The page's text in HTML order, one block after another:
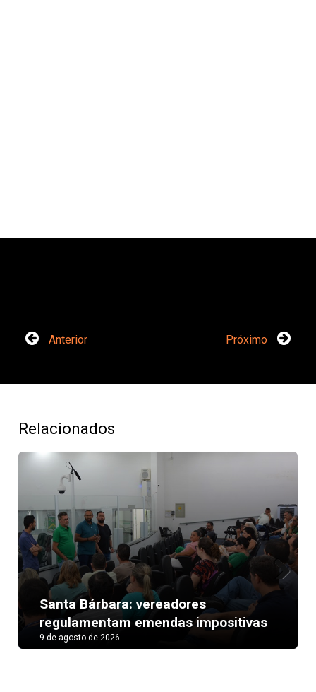
Anterior Próximo
Relacionados
Santa Bárbara: vereadores
regulamentam emendas impositivas
9 de agosto de 2026